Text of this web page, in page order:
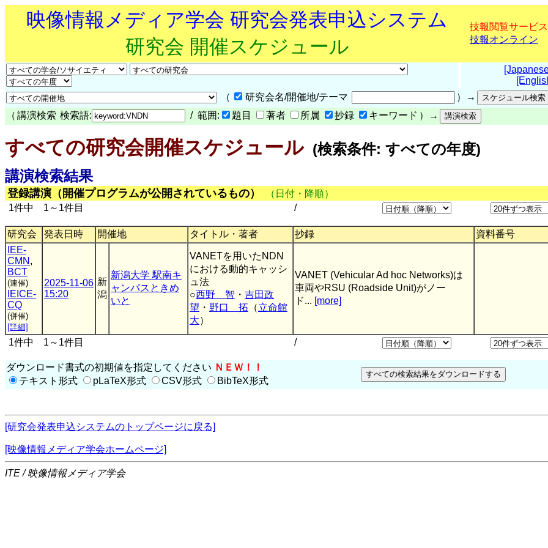
映像情報メディア学会 研究会発表申込システム
研究会 開催スケジュール
技報閲覧サービス
技報オンライン
（
研究会名/開催地/テーマ
）→
（ 講演検索 検索語: / 範囲: 題目 著者 所属 抄録 キーワード ）→
すべての研究会開催スケジュール(検索条件: すべての年度)
講演検索結果
登録講演（開催プログラムが公開されているもの）
（日付・降順）
1件中 1～1件目
/
研究会 発表日時 開催地 タイトル・著者 抄録
資料番号
IEE-
CMN ,
BCT
(連催)
IEICE-
CQ
(併催)
[詳細]
2025-11-06
15:20
新
潟
新潟大学 駅南キ
ャンパスときめ
いと
VANETを用いたNDN
における動的キャッシ
ュ法
○西野 智 ・ 吉田政
望 ・ 野口 拓 （立命館
大）
VANET (Vehicular Ad hoc Networks)は
車両やRSU (Roadside Unit)がノー
ド... [more]
1件中 1～1件目 /
ダウンロード書式の初期値を指定してください ＮＥＷ！！
テキスト形式
pLaTeX形式 CSV形式 BibTeX形式
[研究会発表申込システムのトップページに戻る]
[映像情報メディア学会ホームページ]
ITE / 映像情報メディア学会